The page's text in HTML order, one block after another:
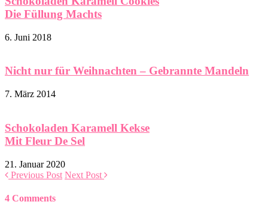
Die Füllung Machts
6. Juni 2018
Nicht nur für Weihnachten – Gebrannte Mandeln
7. März 2014
Schokoladen Karamell Kekse
Mit Fleur De Sel
21. Januar 2020
Previous Post Next Post
4 Comments